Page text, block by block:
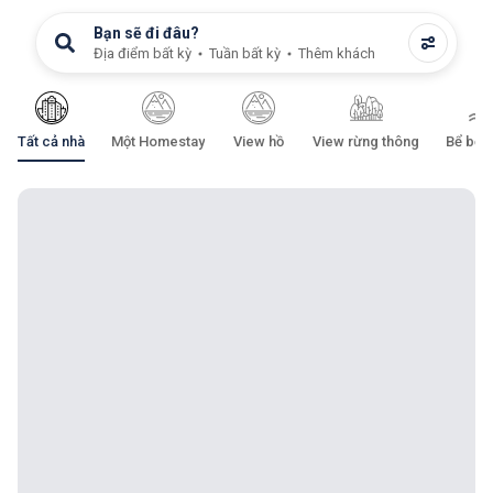
Bạn sẽ đi đâu?
Địa điểm bất kỳ Tuần bất kỳ Thêm khách
Tất cả nhà Một Homestay View hồ View rừng thông Bể bơi